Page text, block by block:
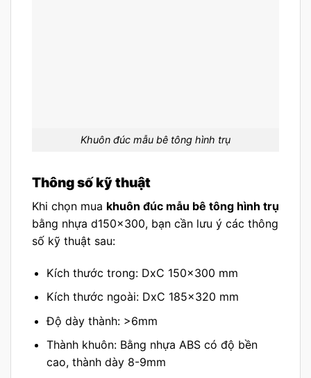
Khuôn đúc mẫu bê tông hình trụ
Thông số kỹ thuật
Khi chọn mua khuôn đúc mẫu bê tông hình trụ
bằng nhựa d150x300, bạn cần lưu ý các thông
số kỹ thuật sau:
Kích thước trong: DxC 150×300 mm
Kích thước ngoài: DxC 185×320 mm
Độ dày thành: >6mm
Thành khuôn: Bằng nhựa ABS có độ bền
cao, thành dày 8-9mm